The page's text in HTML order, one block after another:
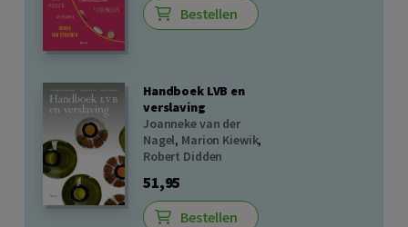
Bestellen
Handboek LVB en
verslaving
Joanneke van der
Nagel, Marion Kiewik,
Robert Didden
51,95
Bestellen